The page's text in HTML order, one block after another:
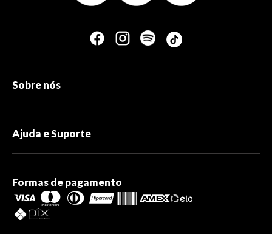
Sobre nós
Ajuda e Suporte
Formas de pagamento